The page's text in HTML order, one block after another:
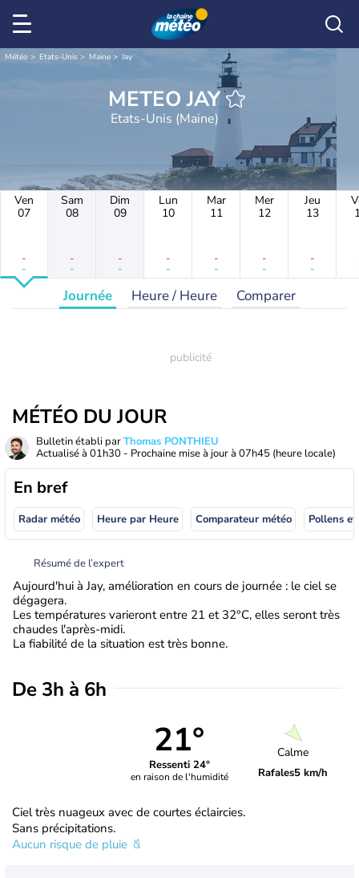
Météo Etats-Unis Maine Jay
METEO JAY
Etats-Unis (Maine)
Ven
07
-
-
Sam
08
-
-
Dim
09
-
-
Lun
10
-
-
Mar
11
-
-
Mer
12
-
-
Jeu
13
-
-
Journée Heure / Heure Comparer
MÉTÉO DU JOUR
Bulletin établi parThomas PONTHIEU
Actualisé à 01h30 - Prochaine mise à jour à 07h45 (heure locale)
En bref
Radar météo Heure par Heure Comparateur météo Pollens
Résumé de l’expert
Aujourd'hui à Jay, amélioration en cours de journée : le ciel se
dégagera.
Les températures varieront entre 21 et 32°C, elles seront très
chaudes l'après-midi.
La fiabilité de la situation est très bonne.
De 3h à 6h
21°
Ressenti 24°
en raison de l'humidité
Calme
Rafales5 km/h
Ciel très nuageux avec de courtes éclaircies.
Sans précipitations.
Aucun risque de pluie